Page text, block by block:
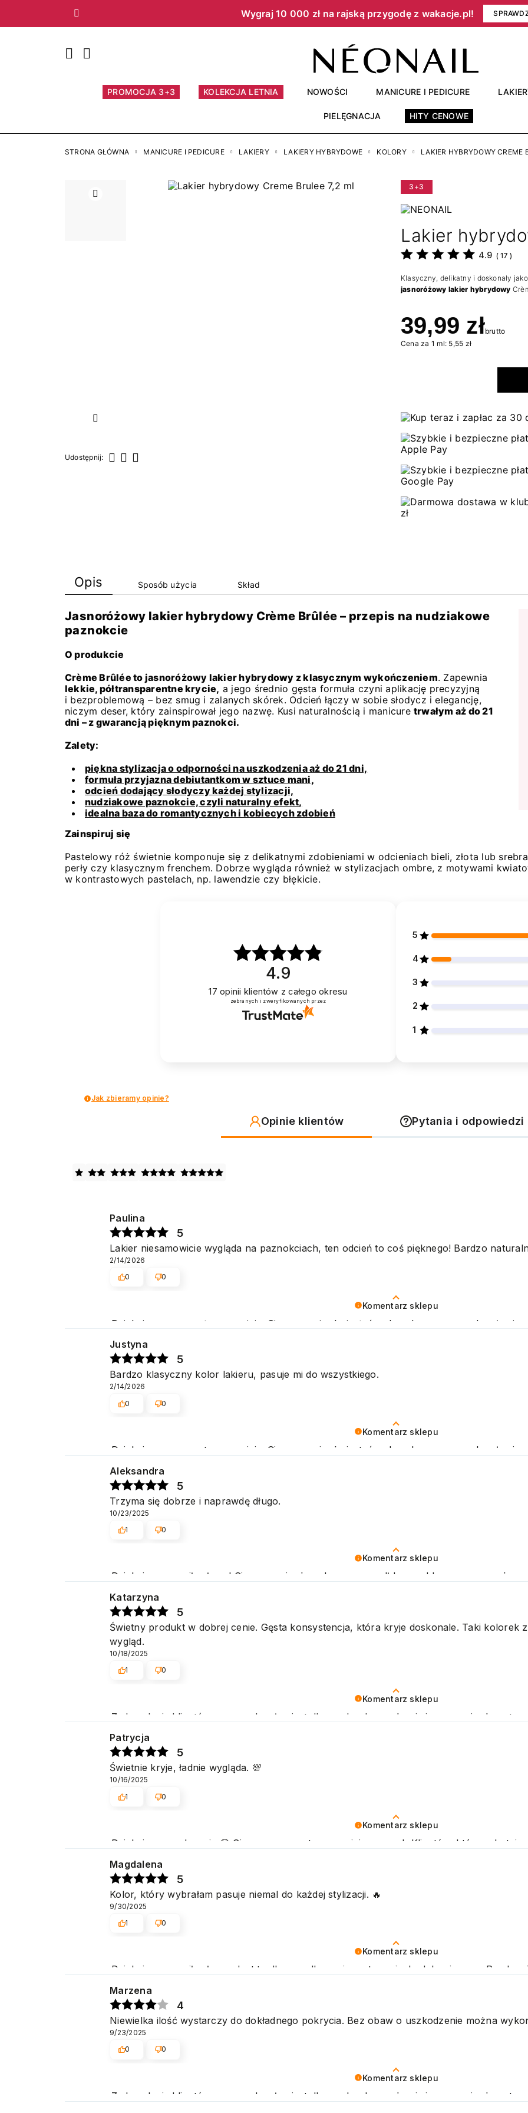
Wygraj 10 000 zł na rajską przygodę z wakacje.pl!​
Poprzedni
PROMOCJA 3+3 KOLEKCJA LETNIA NOWOŚCI MANICURE I PEDICURE
PIELĘGNACJA HITY CENOWE
STRONA GŁÓWNA MANICURE I PEDICURE LAKIERY LAKIERY HYBRYDOWE KOLORY LAKIER HYBRYDOWY CREME
Poprzedni
Następny
Udostępnij:
3+3
Lakier
4.9 ( 17 )
Klasyczny, delikatny i doskonały
jasnoróżowy lakier hybrydowy
39,99 złbrutto
Cena za 1 ml: 5,55 zł
Opis Sposób użycia Skład
Jasnoróżowy lakier hybrydowy Crème Brûlée – przepis na nudziakowe
paznokcie
O produkcie
Crème Brûlée to jasnoróżowy lakier hybrydowy z klasycznym wykończeniem. Zapewnia
lekkie, półtransparentne krycie, a jego średnio gęsta formuła czyni aplikację precyzyjną
i bezproblemową – bez smug i zalanych skórek. Odcień łączy w sobie słodycz i elegancję,
niczym deser, który zainspirował jego nazwę. Kusi naturalnością i manicure trwałym aż do 21
dni – z gwarancją pięknym paznokci.
Zalety:
piękna stylizacja o odporności na uszkodzenia aż do 21 dni,
formuła przyjazna debiutantkom w sztuce mani,
odcień dodający słodyczy każdej stylizacji,
nudziakowe paznokcie, czyli naturalny efekt,
idealna baza do romantycznych i kobiecych zdobień
Zainspiruj się
Pastelowy róż świetnie komponuje się z delikatnymi zdobieniami w odcieniach bieli, złota lub
perły czy klasycznym frenchem. Dobrze wygląda również w stylizacjach ombre, z motywami
w kontrastowych pastelach, np. lawendzie czy błękicie.
4.9
17 opinii klientów z całego okresu
zebranych i zweryfikowanych przez
5
4
3
2
1
Jak zbieramy opinie?
Opinie klientów Pytania i odpowiedzi
Komentarz sklepu
Dziękujemy za pozytywną opinię. Cieszymy się, że jesteś zadowolony z naszych usług i
Paulina
5
Lakier niesamowicie wygląda na paznokciach, ten odcień to coś pięknego! Bardzo
2/14/2026
0
0
Komentarz sklepu
Dziękujemy za pozytywną opinię. Cieszymy się, że jesteś zadowolony z naszych usług i
Justyna
5
Bardzo klasyczny kolor lakieru, pasuje mi do wszystkiego.
2/14/2026
0
0
Komentarz sklepu
Dziękujemy za miłe słowa! Cieszymy się, że zakup przeszedł bezproblemowo, oraz, że
Aleksandra
5
Trzyma się dobrze i naprawdę długo.
10/23/2025
1
0
Komentarz sklepu
Zadowolenie klientów z naszych usług jest dla nas bardzo ważne i cieszymy się, że w tym
Pozdrawiamy
Katarzyna
5
Świetny produkt w dobrej cenie. Gęsta konsystencja, która kryje doskonale. Taki kolorek
wygląd.
10/18/2025
1
0
Komentarz sklepu
Dziękujemy serdecznie 😊 Cieszy nas pozytywna opinia naszych Klientów, którzy chętnie
Patrycja
5
Świetnie kryje, ładnie wygląda. 💯
10/16/2025
1
0
Komentarz sklepu
Dziękujemy za miłe słowa. Jest to dla nas olbrzymia motywacja do dalszej pracy.
Magdalena
5
Kolor, który wybrałam pasuje niemal do każdej stylizacji. 🔥
9/30/2025
1
0
Komentarz sklepu
Zadowolenie klientów z naszych usług jest dla nas bardzo ważne i cieszymy się, że w tym
Marzena
4
Niewielka ilość wystarczy do dokładnego pokrycia. Bez obaw o uszkodzenie można
9/23/2025
0
0